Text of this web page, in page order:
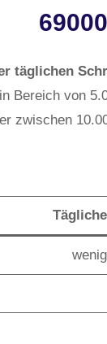
täglichen
Bereich von
zwischen